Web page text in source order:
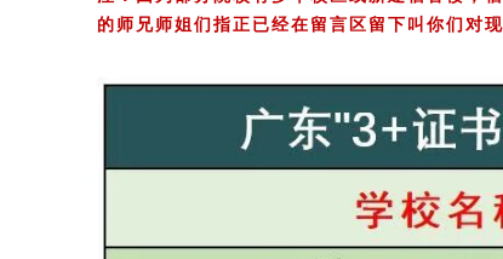
的师兄师姐们指正已经在留言区留下叫你们对